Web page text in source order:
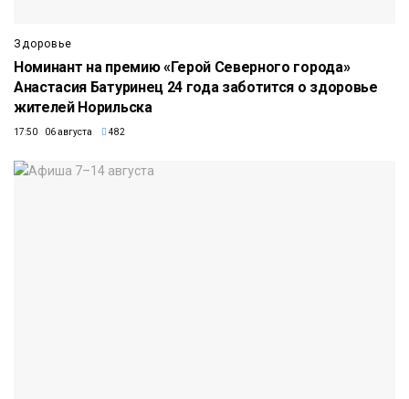
Здоровье
Номинант на премию «Герой Северного города»
Анастасия Батуринец 24 года заботится о здоровье
жителей Норильска
17:50 06 августа 482